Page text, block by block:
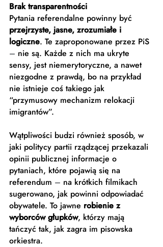
Brak transparentności
Pytania referendalne powinny być
przejrzyste, jasne, zrozumiałe i
logiczne. Te zaproponowane przez PiS
– nie są. Każde z nich ma ukryte
sensy, jest niemerytoryczne, a nawet
niezgodne z prawdą, bo na przykład
nie istnieje coś takiego jak
“przymusowy mechanizm relokacji
imigrantów”.
Wątpliwości budzi również sposób, w
jaki politycy partii rządzącej przekazali
opinii publicznej informacje o
pytaniach, które pojawią się na
referendum – na krótkich filmikach
sugerowano, jak powinni odpowiadać
obywatele. To jawne robienie z
wyborców głupków, którzy mają
tańczyć tak, jak zagra im pisowska
orkiestra.